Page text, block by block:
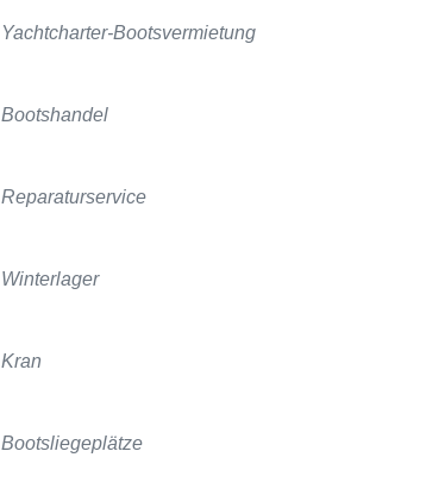
Yachtcharter-Bootsvermietung
Bootshandel
Reparaturservice
Winterlager
Kran
Bootsliegeplätze